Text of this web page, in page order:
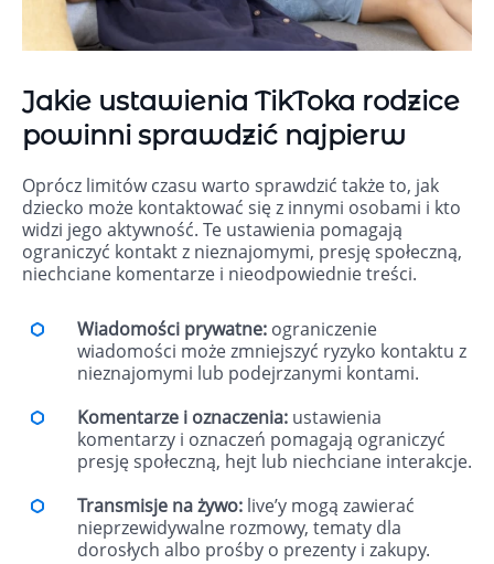
Jakie ustawienia TikToka rodzice
powinni sprawdzić najpierw
Oprócz limitów czasu warto sprawdzić także to, jak
dziecko może kontaktować się z innymi osobami i kto
widzi jego aktywność. Te ustawienia pomagają
ograniczyć kontakt z nieznajomymi, presję społeczną,
niechciane komentarze i nieodpowiednie treści.
Wiadomości prywatne: ograniczenie
wiadomości może zmniejszyć ryzyko kontaktu z
nieznajomymi lub podejrzanymi kontami.
Komentarze i oznaczenia: ustawienia
komentarzy i oznaczeń pomagają ograniczyć
presję społeczną, hejt lub niechciane interakcje.
Transmisje na żywo: live’y mogą zawierać
nieprzewidywalne rozmowy, tematy dla
dorosłych albo prośby o prezenty i zakupy.